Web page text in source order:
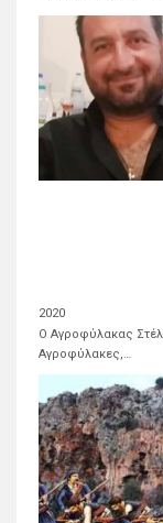
2020
Ο Αγροφύλακας
Αγροφύλακες,…